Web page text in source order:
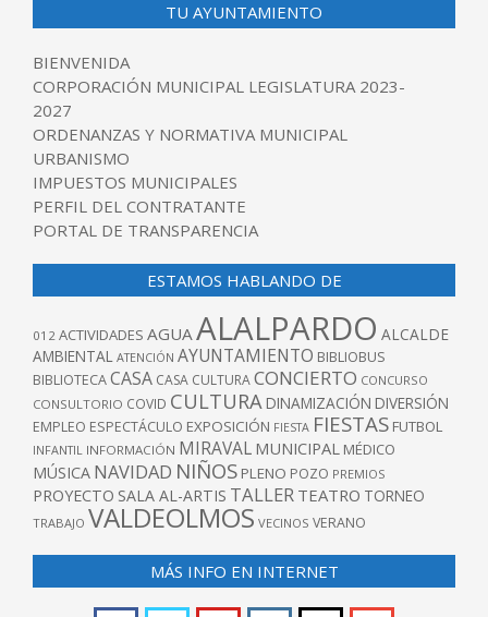
TU AYUNTAMIENTO
BIENVENIDA
CORPORACIÓN MUNICIPAL LEGISLATURA 2023-
2027
ORDENANZAS Y NORMATIVA MUNICIPAL
URBANISMO
IMPUESTOS MUNICIPALES
PERFIL DEL CONTRATANTE
PORTAL DE TRANSPARENCIA
ESTAMOS HABLANDO DE
012 ACTIVIDADES AGUAALALPARDO ALCALDE
AMBIENTAL ATENCIÓN AYUNTAMIENTO BIBLIOBUS
BIBLIOTECACASA CASA CULTURACONCIERTO CONCURSO
CONSULTORIO COVID CULTURA DINAMIZACIÓN DIVERSIÓN
EMPLEO ESPECTÁCULO EXPOSICIÓN FIESTA FIESTAS FUTBOL
INFANTIL INFORMACIÓN MIRAVAL MUNICIPAL MÉDICO
MÚSICA NAVIDAD NIÑOS PLENO POZO PREMIOS
PROYECTO SALA AL-ARTIS TALLER TEATRO TORNEO
TRABAJO VALDEOLMOS VECINOS VERANO
MÁS INFO EN INTERNET